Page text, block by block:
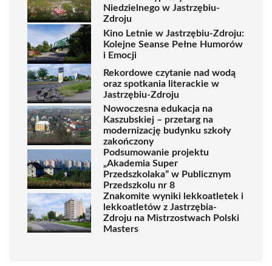
Niedzielnego w Jastrzębiu-
Zdroju
Kino Letnie w Jastrzębiu-Zdroju:
Kolejne Seanse Pełne Humorów
i Emocji
Rekordowe czytanie nad wodą
oraz spotkania literackie w
Jastrzębiu-Zdroju
Nowoczesna edukacja na
Kaszubskiej – przetarg na
modernizację budynku szkoły
zakończony
Podsumowanie projektu
„Akademia Super
Przedszkolaka” w Publicznym
Przedszkolu nr 8
Znakomite wyniki lekkoatletek i
lekkoatletów z Jastrzębia-
Zdroju na Mistrzostwach Polski
Masters